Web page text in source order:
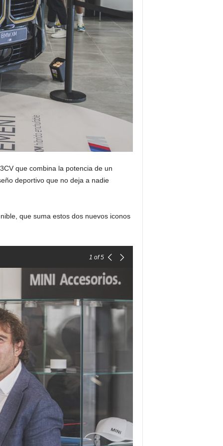
que combina la potencia de un
deportivo que no deja a nadie
que suma estos dos nuevos iconos
1 of 5